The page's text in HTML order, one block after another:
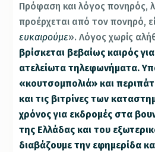
Πρόφαση και λόγος πονηρός,
προέρχεται από τον πονηρό,
ευκαιρούμε». Λόγος χωρίς
βρίσκεται βεβαίως καιρός
ατελείωτα τηλεφωνήματα.
«κουτσομπολιά» και
και τις βιτρίνες των
χρόνος για εκδρομές στα
της Ελλάδας και του
διαβάζουμε την εφημερίδα